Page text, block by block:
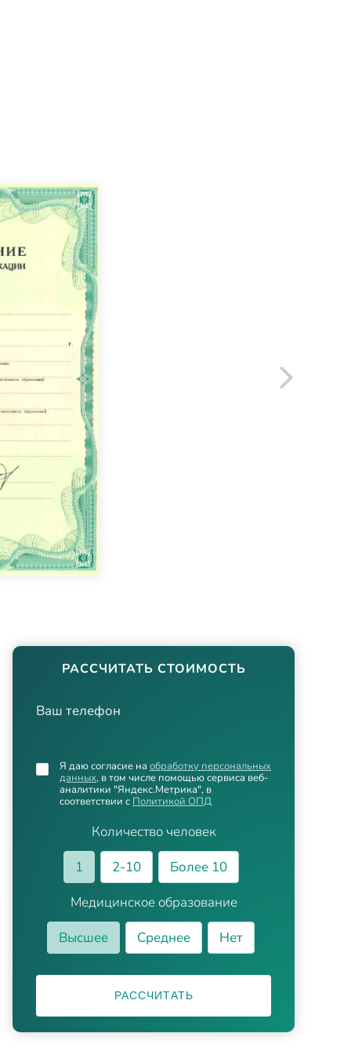
РАССЧИТАТЬ СТОИМОСТЬ
Ваш телефон
Количество человек
1
2-10
Более 10
Медицинское образование
Высшее
Среднее Нет
Я даю согласие на обработку персональных
данных, в том числе помощью сервиса веб-
аналитики "Яндекс.Метрика", в
соответствии с Политикой ОПД
РАССЧИТАТЬ